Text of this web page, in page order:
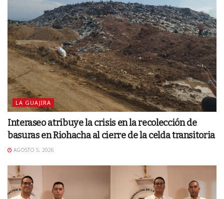
LA GUAJIRA
Interaseo atribuye la crisis en la recolección de
basuras en Riohacha al cierre de la celda transitoria
AGOSTO 5, 2026